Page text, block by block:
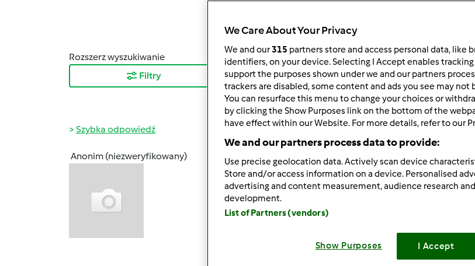
Rozszerz wyszukiwanie
Filtry
Sortuj po:
Najnowsze wyniki
Wyników na
10
Szybka odpowiedź
Anonim (niezweryfikowany)
ndz., 03/18/2012 - 12:32
Jestem nowa i dlatego tym bardziej rzucilo mi sie w
Przepisownia, Forum,... to wszystko jest martwe.
aktywnie
Brak entuzjazmu, ciekawych dyskusji,.... brak
Dlaczego w "Nowi czlonkowie", tylko Mixi bierze udzial?
specjalnej delegacji witajacej "nowych" !??? Nastepne :
widac 527 wizyt, a tylko 16 odpowiedzi. Brak czasu,
We Care About Your Privacy
We and our315 partners store and access personal data, like
identifiers, on your device. Selecting I Accept enables
support the purposes shown under we and our partners
trackers are disabled, some content and ads you see may not
You can resurface this menu to change your choices or
by clicking the Show Purposes link on the bottom of the
have effect within our Website. For more details, refer to our
We and our partners process data to provide:
Use precise geolocation data. Actively scan device
Store and/or access information on a device. Personalised
advertising and content measurement, audience research
development.
List of Partners (vendors)
Show Purposes I Accept